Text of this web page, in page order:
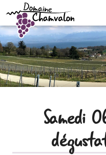
to
content
Samedi